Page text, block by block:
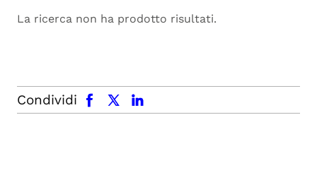
La ricerca non ha prodotto risultati.
Condividi
facebook x.com linkedin